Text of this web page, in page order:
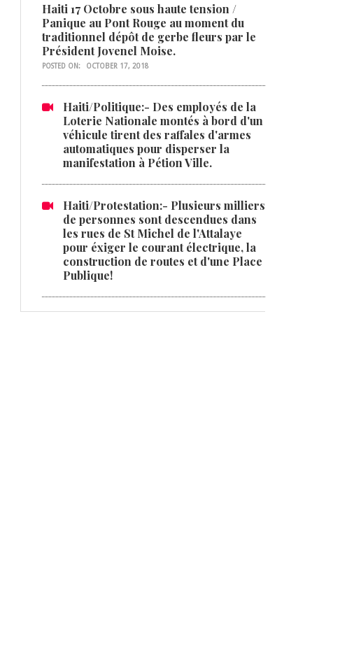
Haiti 17 Octobre sous haute tension /
Panique au Pont Rouge au moment du
traditionnel dépôt de gerbe fleurs par le
Président Jovenel Moise.
POSTED ON: OCTOBER 17, 2018
Haiti/Politique:- Des employés de la
Loterie Nationale montés à bord d'un
véhicule tirent des raffales d'armes
automatiques pour disperser la
manifestation à Pétion Ville.
Haiti/Protestation:- Plusieurs milliers
de personnes sont descendues dans
les rues de St Michel de l'Attalaye
pour éxiger le courant électrique, la
construction de routes et d'une Place
Publique!